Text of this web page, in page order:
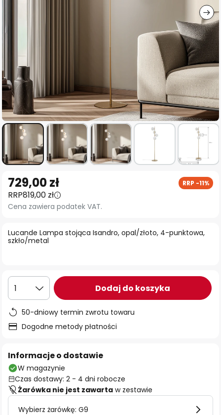
na
początek
galerii
Lucande Lampa stojąca Isandro, opal/złoto, 4-punktowa,
szkło/metal
729,00 zł RRP -11%
RRP819,00 zł
Cena zawiera podatek VAT.
1 Dodaj do koszyka
50-dniowy termin zwrotu towaru
Dogodne metody płatności
Informacje o dostawie
W magazynie
Czas dostawy: 2 - 4 dni robocze
Żarówka nie jest zawarta w zestawie
Wybierz żarówkę: G9